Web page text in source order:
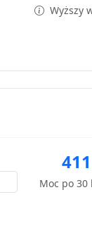
Wyższy
Moc po 30